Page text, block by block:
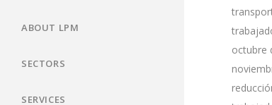
ABOUT LPM
SECTORS
SERVICES
octubre